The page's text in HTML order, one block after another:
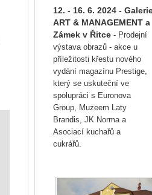
12. - 16. 6. 2024 -
ART & MANAGEMENT a
Zámek v Řitce - Prodejní
výstava obrazů - akce u
příležitosti křestu nového
vydání magazínu Prestige,
který se uskuteční ve
spolupráci s Euronova
Group, Muzeem Laty
Brandis, JK Norma a
Asociací kuchařů a
cukrářů.